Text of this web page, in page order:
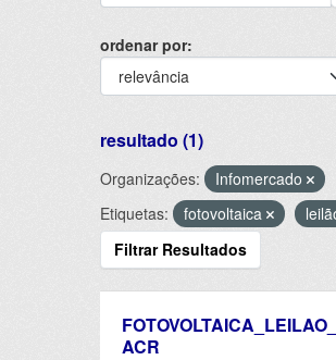
ordenar por
resultado (1)
Organizações:
Infomercado
Etiquetas:
fotovoltaica
Filtrar Resultados
FOTOVOLTAICA_LEILAO_
ACR